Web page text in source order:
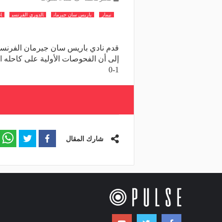
نيمار باريس سان جيرمان الدوري الفرنسي
قدم نادي باريس سان جيرمان
إلى أن الفحوصات الأولية على
1-0
شارك المقال
مقالات ذات صلة